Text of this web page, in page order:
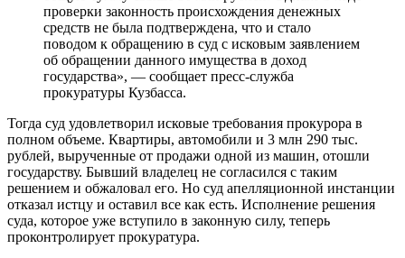
проверки законность происхождения денежных
средств не была подтверждена, что и стало
поводом к обращению в суд с исковым заявлением
об обращении данного имущества в доход
государства», — сообщает пресс-служба
прокуратуры Кузбасса.
Тогда суд удовлетворил исковые требования прокурора в
полном объеме. Квартиры, автомобили и 3 млн 290 тыс.
рублей, вырученные от продажи одной из машин, отошли
государству. Бывший владелец не согласился с таким
решением и обжаловал его. Но суд апелляционной инстанции
отказал истцу и оставил все как есть. Исполнение решения
суда, которое уже вступило в законную силу, теперь
проконтролирует прокуратура.